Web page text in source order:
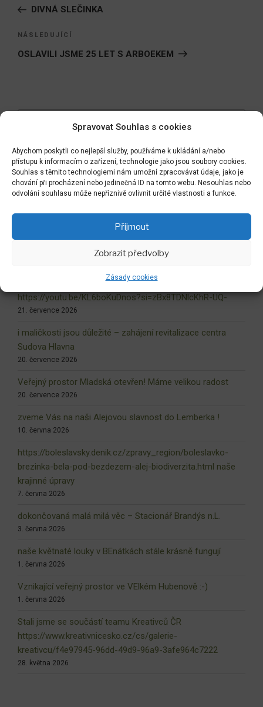
Spravovat Souhlas s cookies
Abychom poskytli co nejlepší služby, používáme k ukládání a/nebo
přístupu k informacím o zařízení, technologie jako jsou soubory cookies.
Souhlas s těmito technologiemi nám umožní zpracovávat údaje, jako je
chování při procházení nebo jedinečná ID na tomto webu. Nesouhlas nebo
odvolání souhlasu může nepříznivě ovlivnit určité vlastnosti a funkce.
Přijmout
Zobrazit předvolby
Zásady cookies
příspěvek
příspěvek
DIVNÁ SLEČINKA
Následující
příspěvek
NÁSLEDUJÍCÍ
OSLAVILI JSME 25 LET S ARBOEKEM
Zpět do LABYRINTU
Dokončovaný liberecký labyrint !
Drobné video z radostné realizace
https://youtu.be/KL6boKuDnos?si=zBx8TDNlcKhR-UQ-
21. července 2026
i maličkosti jsou důležité – zahájení revitalizace centra
Sudova Hlavna
20. července 2026
Veřejný prostor Mladská otevřen! Máme velikou radost
20. července 2026
zveme Vás na naši Alejovou slavnost do Lemberka !
10. června 2026
https://boleslavsky.denik.cz/zpravy_region/boleslavko-
brezinka-bela-pod-bezdezem-alej-biodiverzita.html naše
krajinné úpravy
7. června 2026
dokončovaná malá milá věc – Stacionář Brandýs n.L.
3. června 2026
naše květnaté louky v BEnátkách stále krásně fungují
1. června 2026
Vznikající veřejný prostor ve VElkém Hubenově :-)
1. června 2026
Stali jsme se součástí teamu Kreativců ČR
https://www.kreativnicesko.cz/cs/galerie-
kreativcu/f4e97945-96dd-49d9-96a9-3afe964c7222
28. května 2026